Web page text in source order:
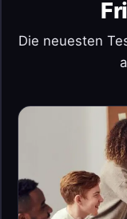
Die neuesten